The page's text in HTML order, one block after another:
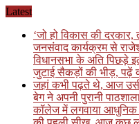
Skip
content
Latest
‘जो हो विकास की
जनसंवाद कार्यक्रम से
विधानसभा के अति पिछड़े
जुटाई सैकड़ों की भीड़, पढ़ें
जहां कभी पढ़ते थे, आज उसी
बेग ने अपनी पुरानी
कॉलेज में लगवाया आधुनिक